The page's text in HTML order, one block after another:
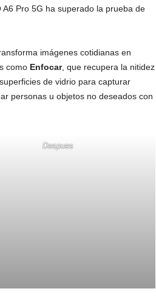
Pro 5G ha superado la prueba de
imágenes cotidianas en
como Enfocar, que recupera la nitidez
de vidrio para capturar
personas u objetos no deseados con
Despues